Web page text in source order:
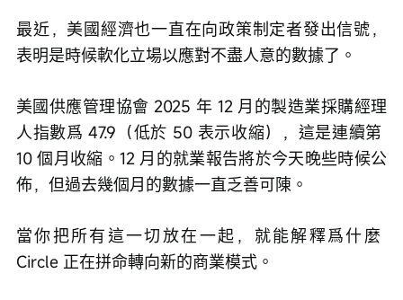
最近，美國經濟也一直在向政策制定者發出信號，
表明是時候軟化立場以應對不盡人意的數據了。
美國供應管理協會 2025 年 12 月的製造業採購經理
人指數爲 47.9（低於 50 表示收縮），這是連續第
10 個月收縮。12 月的就業報告將於今天晚些時候公
佈，但過去幾個月的數據一直乏善可陳。
當你把所有這一切放在一起，就能解釋爲什麼
Circle 正在拼命轉向新的商業模式。